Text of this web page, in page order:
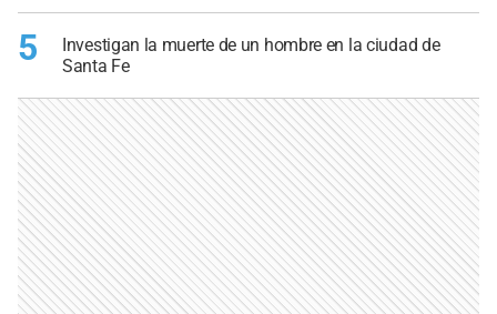
5
Investigan la muerte de un hombre en la ciudad de
Santa Fe